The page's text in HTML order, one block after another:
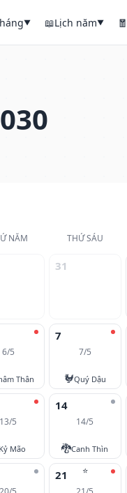
▼ 📖Lịch năm▼ 🧧
NĂM THỨ SÁU
31
6/5
Thân
7
7/5
🐓Quý Dậu
13/5
Kỷ Mão
14
14/5
🐉Canh Thìn
⭐
21